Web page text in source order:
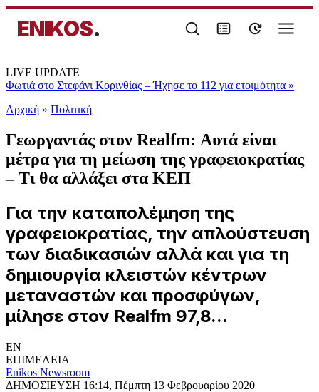
ENIKOS.
LIVE UPDATE
Φωτιά στο Στεφάνι Κορινθίας – Ήχησε το 112 για ετοιμότητα »
Αρχική » Πολιτική
Γεωργαντάς στον Realfm: Αυτά είναι
μέτρα για τη μείωση της γραφειοκρατίας
– Τι θα αλλάξει στα ΚΕΠ
Για την καταπολέμηση της
γραφειοκρατίας, την απλούστευση
των διαδικασιών αλλά και για τη
δημιουργία κλειστών κέντρων
μεταναστών και προσφύγων,
μίλησε στον Realfm 97,8...
EN
ΕΠΙΜΕΛΕΙΑ
Enikos Newsroom
ΔΗΜΟΣΙΕΥΣΗ 16:14, Πέμπτη 13 Φεβρουαρίου 2020